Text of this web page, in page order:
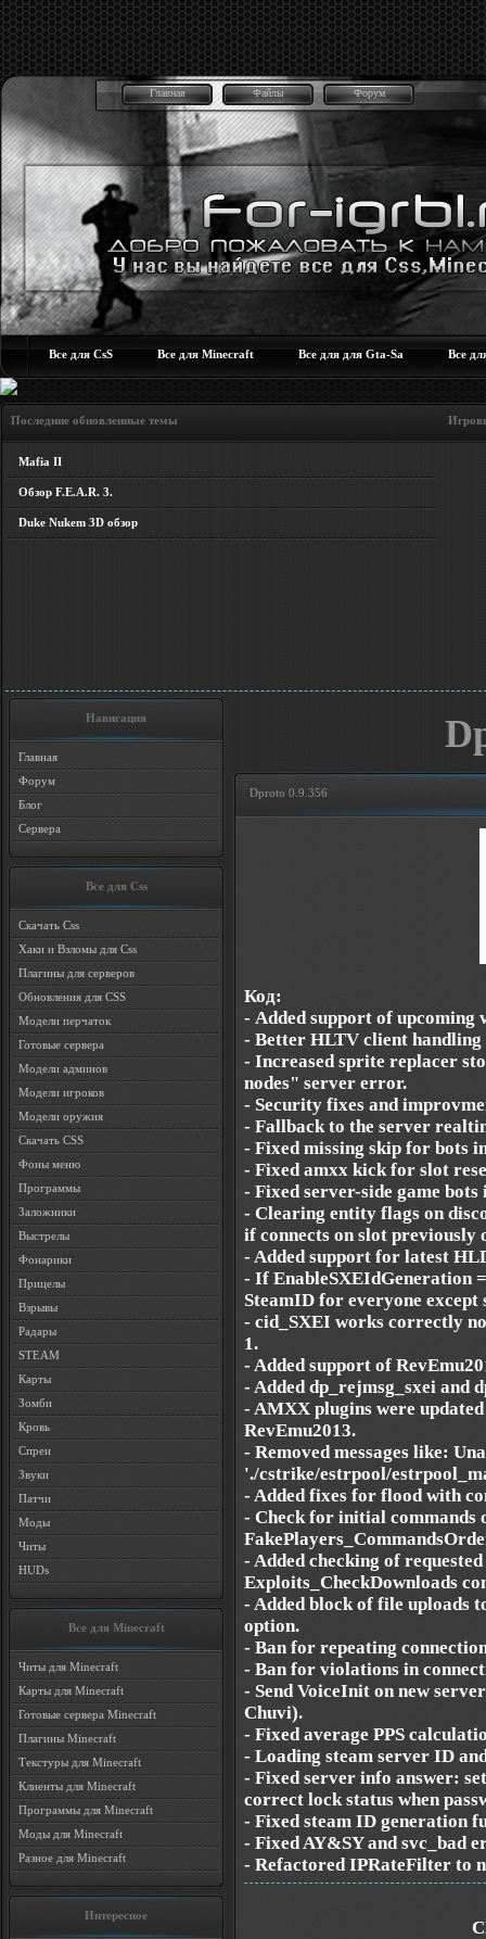
Главная Файлы Форум
Все для CsS Все для Minecraft Все для для Gta-Sa Все
Последние обновленные темы Игровые
Mafia II
Обзор F.E.A.R. 3.
Duke Nukem 3D обзор
Навигация
Главная
Форум
Блог
Сервера
Все для Css
Скачать Css
Хаки и Взломы для Css
Плагины для серверов
Обновления для CSS
Модели перчаток
Готовые сервера
Модели админов
Модели игроков
Модели оружия
Скачать CSS
Фоны меню
Программы
Заложники
Выстрелы
Фонарики
Прицелы
Взрывы
Радары
STEAM
Карты
Зомби
Кровь
Спреи
Звуки
Патчи
Моды
Читы
HUDs
Все для Minecraft
Читы для Minecraft
Карты для Minecraft
Готовые сервера Minecraft
Плагины Minecraft
Текстуры для Minecraft
Клиенты для Minecraft
Программы для Minecraft
Моды для Minecraft
Разное для Minecraft
Интересное
Dproto 0.9.356
Код:
- Added support of upcoming
- Better HLTV client handling
- Increased sprite replacer
nodes" server error.
- Security fixes and
- Fallback to the server
- Fixed missing skip for bots
- Fixed amxx kick for slot
- Fixed server-side game
- Clearing entity flags on
if connects on slot previously
- Added support for latest
- If EnableSXEIdGeneration
SteamID for everyone except
- cid_SXEI works correctly
1.
- Added support of
- Added dp_rejmsg_sxei and
- AMXX plugins were
RevEmu2013.
- Removed messages like:
'./cstrike/estrpool/
- Added fixes for flood with
- Check for initial commands
- Added checking of
Exploits_CheckDownloads
- Added block of file uploads
option.
- Ban for repeating
- Ban for violations in
- Send VoiceInit on new
Chuvi).
- Fixed average PPS
- Loading steam server ID
- Fixed server info answer:
correct lock status when
- Fixed steam ID generation
- Fixed AY&SY and svc_bad
- Refactored IPRateFilter to